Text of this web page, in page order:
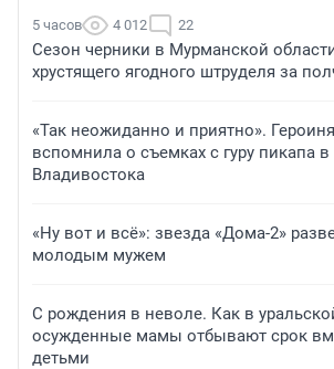
5 часов 4 012 22
Сезон черники в Мурманской
хрустящего ягодного штруделя за
«Так неожиданно и приятно».
вспомнила о съемках с гуру пикапа
Владивостока
«Ну вот и всё»: звезда «Дома-2»
молодым мужем
С рождения в неволе. Как в
осужденные мамы отбывают срок
детьми